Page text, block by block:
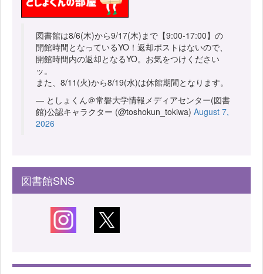
図書館は8/6(木)から9/17(木)まで【9:00-17:00】の
開館時間となっているYO！返却ポストはないので、
開館時間内の返却となるYO。お気をつけください
ッ。
また、8/11(火)から8/19(水)は休館期間となります。
— としょくん＠常磐大学情報メディアセンター(図書
館)公認キャラクター (@toshokun_tokiwa) August 7,
2026
図書館SNS